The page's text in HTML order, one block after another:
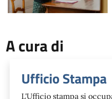
A cura di
Ufficio Stampa
L'Ufficio stampa si